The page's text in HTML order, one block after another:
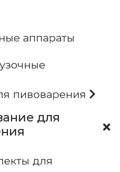
аппараты
пивоварения
для
для